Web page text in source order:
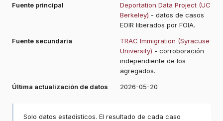
Fuente principal
Deportation Data Project (UC
Berkeley) - datos de casos
EOIR liberados por FOIA.
Fuente secundaria
TRAC Immigration (Syracuse
University) - corroboración
independiente de los
agregados.
Última actualización de datos
2026-05-20
Solo datos estadísticos. El resultado de cada caso